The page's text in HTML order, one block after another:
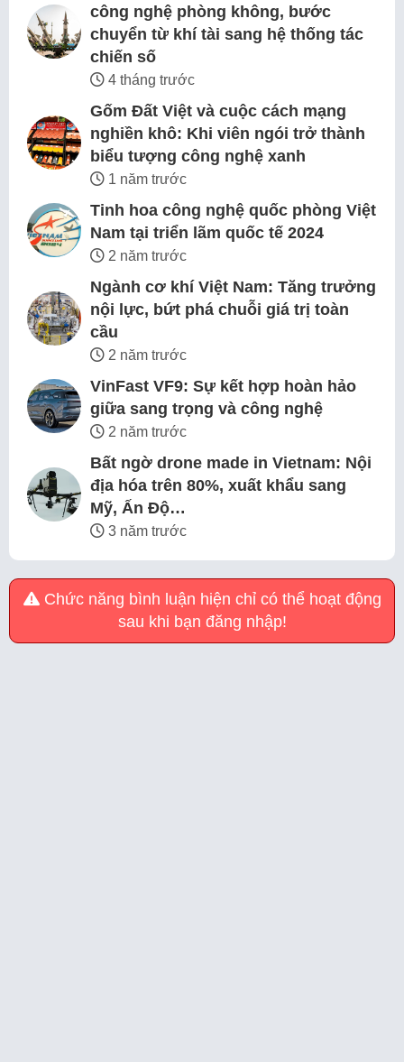
công nghệ phòng không, bước
chuyển từ khí tài sang hệ thống tác
chiến số
4 tháng trước
Gốm Đất Việt và cuộc cách mạng
nghiền khô: Khi viên ngói trở thành
biểu tượng công nghệ xanh
1 năm trước
Tinh hoa công nghệ quốc phòng Việt
Nam tại triển lãm quốc tế 2024
2 năm trước
Ngành cơ khí Việt Nam: Tăng trưởng
nội lực, bứt phá chuỗi giá trị toàn
cầu
2 năm trước
VinFast VF9: Sự kết hợp hoàn hảo
giữa sang trọng và công nghệ
2 năm trước
Bất ngờ drone made in Vietnam: Nội
địa hóa trên 80%, xuất khẩu sang
Mỹ, Ấn Độ…
3 năm trước
Chức năng bình luận hiện chỉ có thể hoạt động
sau khi bạn đăng nhập!